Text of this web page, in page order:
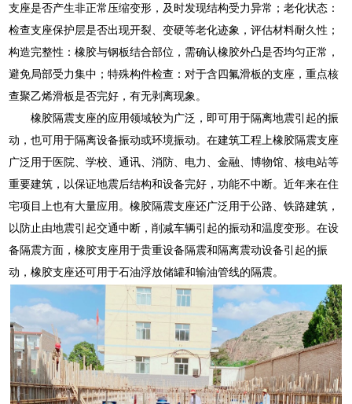
支座是否产生非正常压缩变形，及时发现结构受力异常；老化状态：
检查支座保护层是否出现开裂、变硬等老化迹象，评估材料耐久性；
构造完整性：橡胶与钢板结合部位，需确认橡胶外凸是否均匀正常，
避免局部受力集中；特殊构件检查：对于含四氟滑板的支座，重点核
查聚乙烯滑板是否完好，有无剥离现象。
橡胶隔震支座的应用领域较为广泛，即可用于隔离地震引起的振
动，也可用于隔离设备振动或环境振动。在建筑工程上橡胶隔震支座
广泛用于医院、学校、通讯、消防、电力、金融、博物馆、核电站等
重要建筑，以保证地震后结构和设备完好，功能不中断。近年来在住
宅项目上也有大量应用。橡胶隔震支座还广泛用于公路、铁路建筑，
以防止由地震引起交通中断，削减车辆引起的振动和温度变形。在设
备隔震方面，橡胶支座用于贵重设备隔震和隔离震动设备引起的振
动，橡胶支座还可用于石油浮放储罐和输油管线的隔震。